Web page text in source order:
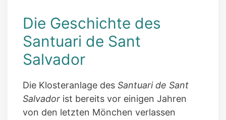
Die Geschichte des
Santuari de Sant
Salvador
Die Klosteranlage des Santuari de Sant
Salvador ist bereits vor einigen Jahren
von den letzten Mönchen verlassen